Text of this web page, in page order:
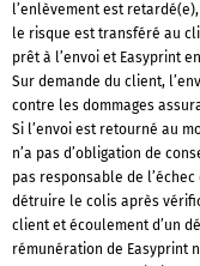
l’enlèvement est
le risque est transféré au
prêt à l’envoi et Easyprint
Sur demande du client,
contre les dommages
Si l’envoi est retourné au
n’a pas d’obligation de
pas responsable de
détruire le colis après
client et écoulement d’un
rémunération de Easyprint